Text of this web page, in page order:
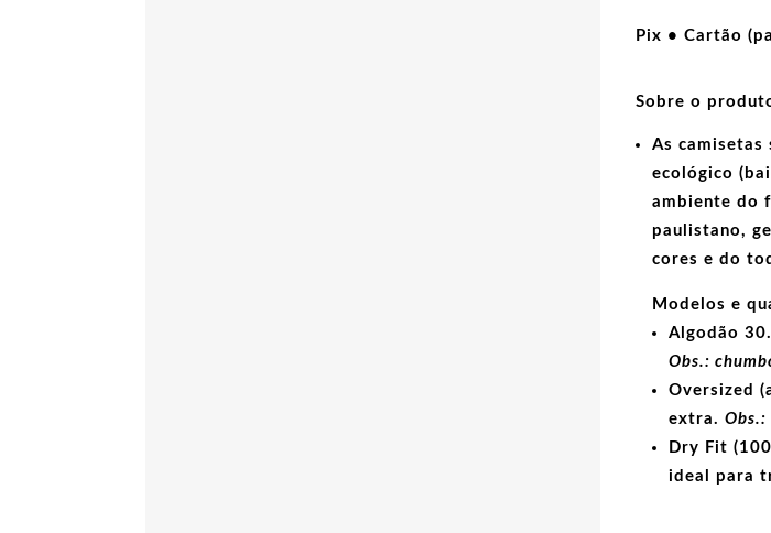
Pix • Cartão
Sobre o
As camisetas
ecológico
ambiente do
paulistano,
cores e do
Modelos e
Algodão
Obs.:
Oversized
extra. Obs.:
Dry Fit
ideal para